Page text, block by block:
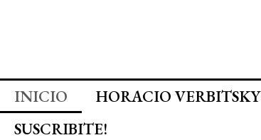
INICIO HORACIO VERBITSKY
SUSCRIBITE!